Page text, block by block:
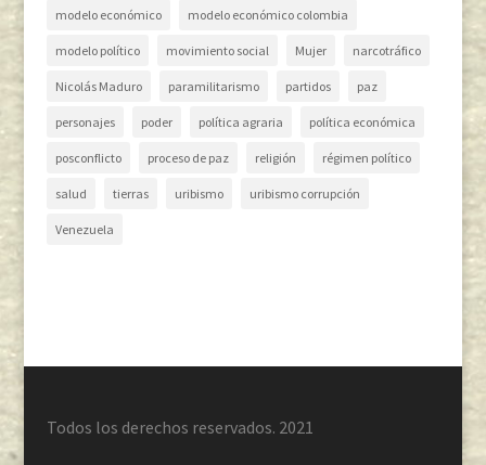
modelo económico modelo económico colombia
modelo político movimiento social Mujer narcotráfico
Nicolás Maduro paramilitarismo partidos paz
personajes poder política agraria política económica
posconflicto proceso de paz religión régimen político
salud tierras uribismo uribismo corrupción
Venezuela
Todos los derechos reservados. 2021